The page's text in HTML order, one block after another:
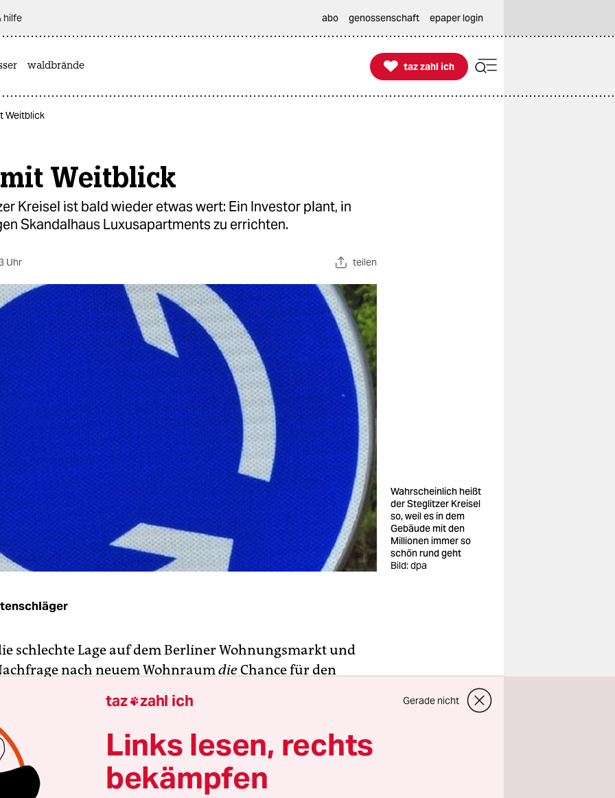
hilfe abo genossenschaft epaper login
waldbrände 
taz zahl ich
taz zahl ich
Weitblick
Weitblick
Kreisel ist bald wieder etwas wert: Ein Investor plant, in
Skandalhaus Luxusapartments zu errichten.
Uhr teilen
Wahrscheinlich heißt
der Steglitzer Kreisel
so, weil es in dem
Gebäude mit den
Millionen immer so
schön rund geht
Bild: dpa
schlechte Lage auf dem Berliner Wohnungsmarkt und
nach neuem WohnraumdieChance für den
Nach Angaben des Berliner Liegenschaftsfonds liegt
Immobilienunternehmen die „Absichtserklärung“
für den Kauf des 118 Meter hohen Gebäudes vor, in dem
begonnen hat. Der Investor soll die
des 677 Räume umfassenden Bürotowers in ein
taz zahl ich Gerade nicht
Links lesen, rechts
bekämpfen